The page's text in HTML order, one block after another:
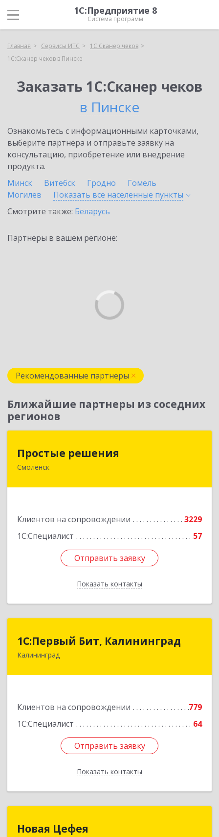
1С:Предприятие 8
Система программ
Главная Сервисы ИТС
1С:Сканер чеков
1С:Сканер чеков в Пинске
Заказать 1С:Сканер чеков
в Пинске
Ознакомьтесь с информационными карточками,
выберите партнёра и отправьте заявку на
консультацию, приобретение или внедрение
продукта.
Минск
Витебск Гродно
Гомель
Могилев
Показать все населенные пункты
Смотрите также: Беларусь
Партнеры в вашем регионе:
Рекомендованные партнеры
Ближайшие партнеры из соседних
регионов
Простые решения
Смоленск
Клиентов на сопровождении
3229
1С:Специалист
57
Отправить заявку
Показать контакты
214015, Смоленская обл, Смоленск г, Большая
Отправить заявку
Назад
1С:Первый Бит, Калининград
Калининград
Клиентов на сопровождении
779
1С:Специалист
64
Отправить заявку
Показать контакты
1С:Первый Бит, Калининград
236006, Калининградская обл, Калининград г,
Отправить заявку
Назад
Новая Цефея